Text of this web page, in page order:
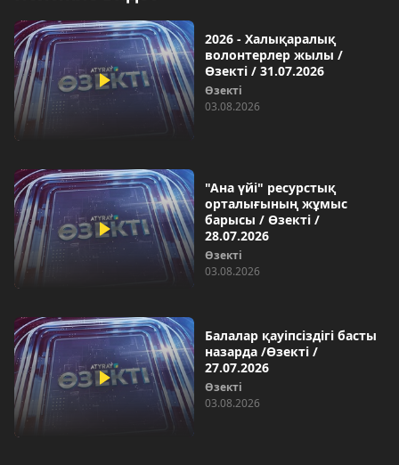
2026 - Халықаралық
волонтерлер жылы /
Өзекті / 31.07.2026
Өзекті
03.08.2026
"Ана үйі" ресурстық
орталығының жұмыс
барысы / Өзекті /
28.07.2026
Өзекті
03.08.2026
Балалар қауіпсіздігі басты
назарда /Өзекті /
27.07.2026
Өзекті
03.08.2026